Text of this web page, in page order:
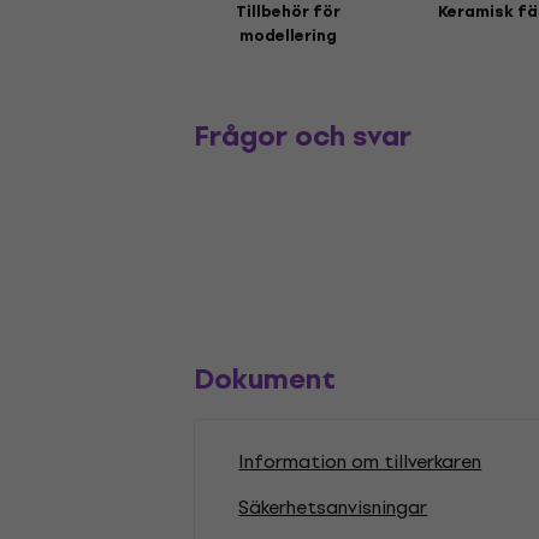
Tillbehör för
modellering
Keramisk
Frågor och svar
Dokument
Information om tillverkaren
Säkerhetsanvisningar